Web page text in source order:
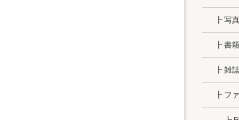
┣ 写
┣ 書籍
┣ 雑誌
┣ フ